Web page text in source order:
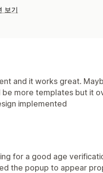
보기
and it works great.
be more templates but it
implemented
for a good age
the popup to appear